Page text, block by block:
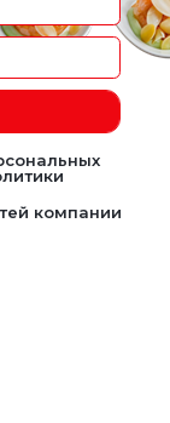
компании